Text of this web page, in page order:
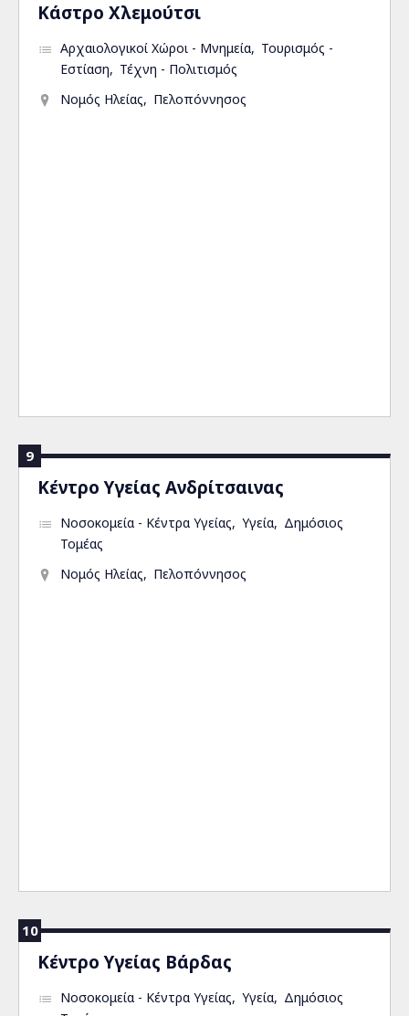
Κάστρο Χλεμούτσι
Αρχαιολογικοί Χώροι - Μνημεία
Τουρισμός -
Εστίαση
Τέχνη - Πολιτισμός
Νομός Ηλείας
Πελοπόννησος
9
Κέντρο Υγείας Ανδρίτσαινας
Νοσοκομεία - Κέντρα Υγείας Υγεία
Δημόσιος
Τομέας
Νομός Ηλείας
Πελοπόννησος
10
Κέντρο Υγείας Βάρδας
Νοσοκομεία - Κέντρα Υγείας Υγεία
Δημόσιος